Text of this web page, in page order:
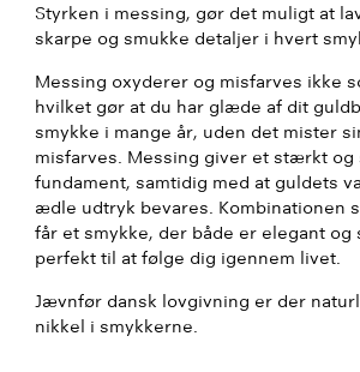
Styrken i messing, gør det muligt at
skarpe og smukke detaljer i hvert
Messing oxyderer og misfarves ikke
hvilket gør at du har glæde af dit
smykke i mange år, uden det mister
misfarves. Messing giver et stærkt og
fundament, samtidig med at guldets
ædle udtryk bevares. Kombinationen
får et smykke, der både er elegant
perfekt til at følge dig igennem livet.
Jævnfør dansk lovgivning er der
nikkel i smykkerne.